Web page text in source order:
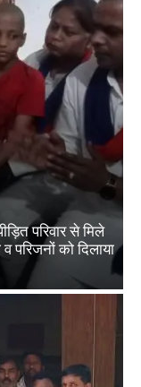
परिवार से मिले
परिजनों को दिलाया